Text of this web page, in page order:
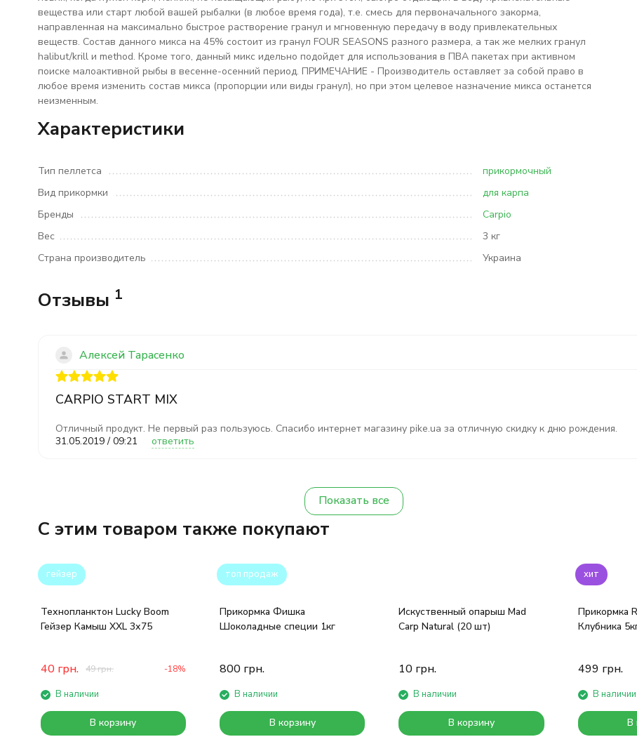
вещества или старт любой вашей рыбалки (в любое время года), т.е. смесь для первоначального закорма,
направленная на максимально быстрое растворение гранул и мгновенную передачу в воду привлекательных
веществ. Состав данного микса на 45% состоит из гранул FOUR SEASONS разного размера, а так же мелких гранул
halibut/krill и method. Кроме того, данный микс идельно подойдет для использования в ПВА пакетах при активном
поиске малоактивной рыбы в весенне-осенний период. ПРИМЕЧАНИЕ - Производитель оставляет за собой право в
любое время изменить состав микса (пропорции или виды гранул), но при этом целевое назначение микса останется
неизменным.
Характеристики
Тип пеллетса
прикормочный
Вид прикормки
для карпа
Бренды
Carpio
Вес
3 кг
Страна производитель
Украина
Отзывы 1
Алексей Тарасенко
CARPIO START MIX
Отличный продукт. Не первый раз пользуюсь. Спасибо интернет магазину pike.ua за отличную скидку к дню рождения.
31.05.2019 / 09:21
ответить
Показать все
C этим товаром также покупают
гейзер
Технопланктон Lucky Boom
Гейзер Камыш XXL 3х75
40 грн. 49грн. -18%
В наличии
В корзину
топ продаж
Прикормка Фишка
Шоколадные специи 1кг
800 грн.
В наличии
В корзину
Искуственный опарыш Mad
Carp Natural (20 шт)
10 грн.
В наличии
В корзину
хит
Прикормка
Клубника
499 грн.
В наличии
В